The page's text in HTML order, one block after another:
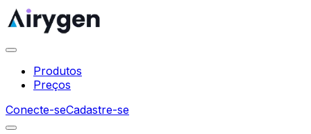
Produtos
Preços
Conecte-seCadastre-se